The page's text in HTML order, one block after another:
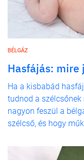
BÉLGÁZ
Hasfájás: mire
Ha a kisbabád
tudnod a szélcsőnek
nagyon feszül a
szélcső, és hogy